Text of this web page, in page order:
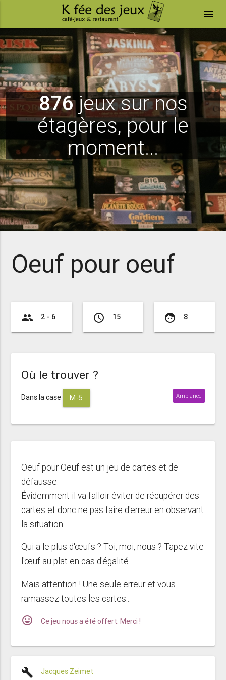
menu
876jeux sur nos
étagères, pour le
moment...
Oeuf pour oeuf
group 2 - 6 access_time 15 face 8
Où le trouver ?
Dans la case M-5 Ambiance
Oeuf pour Oeuf est un jeu de cartes et de
défausse.
Évidemment il va falloir éviter de récupérer des
cartes et donc ne pas faire d'erreur en observant
la situation.
Qui a le plus d'œufs ? Toi, moi, nous ? Tapez vite
l'œuf au plat en cas d'égalité...
Mais attention ! Une seule erreur et vous
ramassez toutes les cartes...
mood Ce jeu nous a été offert. Merci !
build Jacques Zeimet